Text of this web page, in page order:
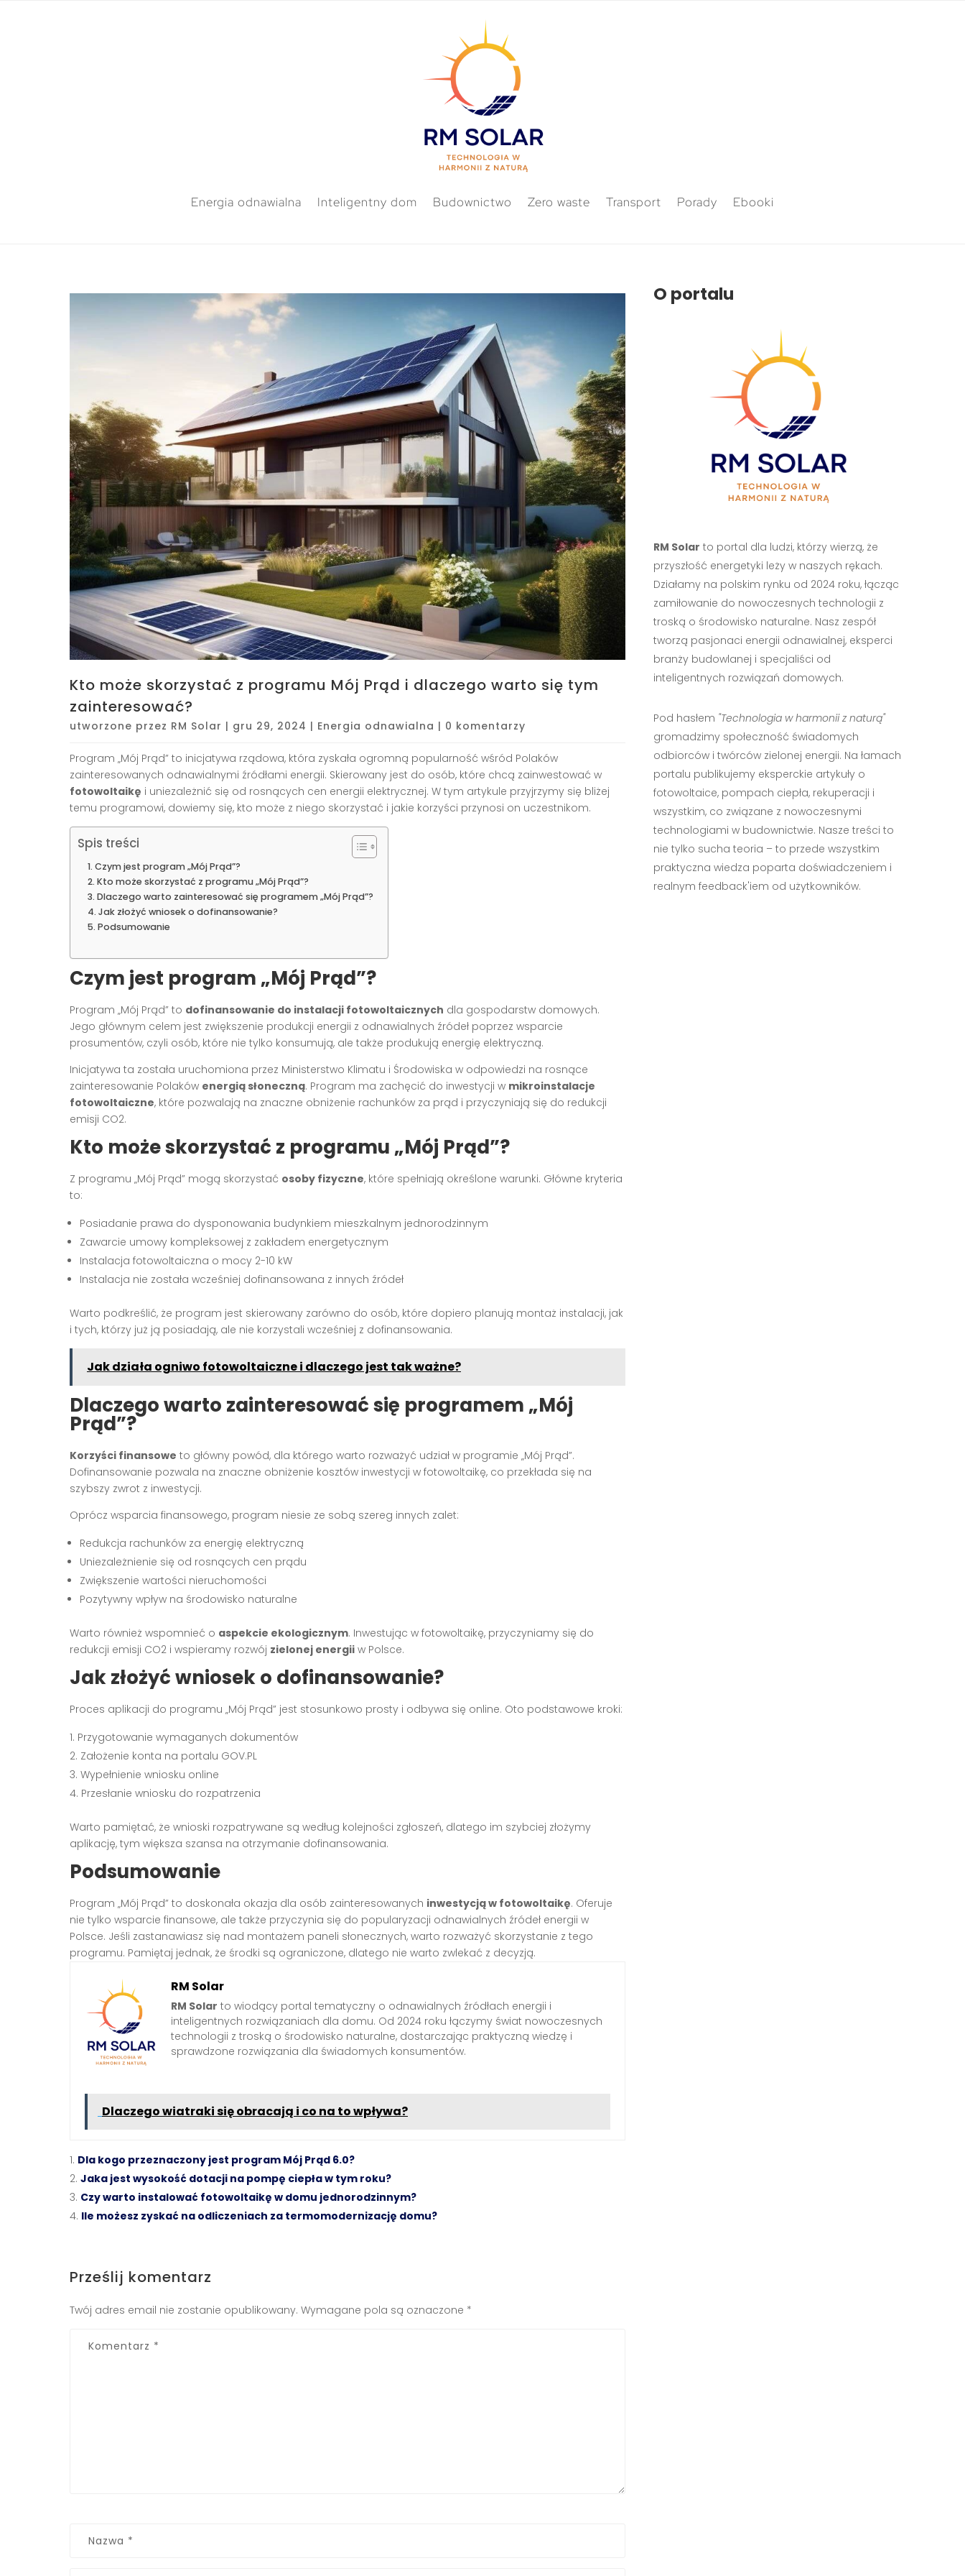
Energia odnawialna Inteligentny dom Budownictwo Zero waste Transport Porady Ebooki
Kto może skorzystać z programu Mój Prąd i dlaczego warto się tym
zainteresować?
utworzone przez RM Solar | gru 29, 2024 | Energia odnawialna | 0 komentarzy
Program „Mój Prąd” to inicjatywa rządowa, która zyskała ogromną popularność wśród Polaków
zainteresowanych odnawialnymi źródłami energii. Skierowany jest do osób, które chcą zainwestować w
fotowoltaikę i uniezależnić się od rosnących cen energii elektrycznej. W tym artykule przyjrzymy się bliżej
temu programowi, dowiemy się, kto może z niego skorzystać i jakie korzyści przynosi on uczestnikom.
Spis treści
Czym jest program „Mój Prąd”?
Kto może skorzystać z programu „Mój Prąd”?
Dlaczego warto zainteresować się programem „Mój Prąd”?
Jak złożyć wniosek o dofinansowanie?
Podsumowanie
Czym jest program „Mój Prąd”?
Program „Mój Prąd” to dofinansowanie do instalacji fotowoltaicznych dla gospodarstw domowych.
Jego głównym celem jest zwiększenie produkcji energii z odnawialnych źródeł poprzez wsparcie
prosumentów, czyli osób, które nie tylko konsumują, ale także produkują energię elektryczną.
Inicjatywa ta została uruchomiona przez Ministerstwo Klimatu i Środowiska w odpowiedzi na rosnące
zainteresowanie Polaków energią słoneczną. Program ma zachęcić do inwestycji w mikroinstalacje
fotowoltaiczne, które pozwalają na znaczne obniżenie rachunków za prąd i przyczyniają się do redukcji
emisji CO2.
Kto może skorzystać z programu „Mój Prąd”?
Z programu „Mój Prąd” mogą skorzystać osoby fizyczne, które spełniają określone warunki. Główne kryteria
to:
Posiadanie prawa do dysponowania budynkiem mieszkalnym jednorodzinnym
Zawarcie umowy kompleksowej z zakładem energetycznym
Instalacja fotowoltaiczna o mocy 2-10 kW
Instalacja nie została wcześniej dofinansowana z innych źródeł
Warto podkreślić, że program jest skierowany zarówno do osób, które dopiero planują montaż instalacji, jak
i tych, którzy już ją posiadają, ale nie korzystali wcześniej z dofinansowania.
Jak działa ogniwo fotowoltaiczne i dlaczego jest tak ważne?
Dlaczego warto zainteresować się programem „Mój
Prąd”?
Korzyści finansowe to główny powód, dla którego warto rozważyć udział w programie „Mój Prąd”.
Dofinansowanie pozwala na znaczne obniżenie kosztów inwestycji w fotowoltaikę, co przekłada się na
szybszy zwrot z inwestycji.
Oprócz wsparcia finansowego, program niesie ze sobą szereg innych zalet:
Redukcja rachunków za energię elektryczną
Uniezależnienie się od rosnących cen prądu
Zwiększenie wartości nieruchomości
Pozytywny wpływ na środowisko naturalne
Warto również wspomnieć o aspekcie ekologicznym. Inwestując w fotowoltaikę, przyczyniamy się do
redukcji emisji CO2 i wspieramy rozwój zielonej energii w Polsce.
Jak złożyć wniosek o dofinansowanie?
Proces aplikacji do programu „Mój Prąd” jest stosunkowo prosty i odbywa się online. Oto podstawowe kroki:
Przygotowanie wymaganych dokumentów
Założenie konta na portalu GOV.PL
Wypełnienie wniosku online
Przesłanie wniosku do rozpatrzenia
Warto pamiętać, że wnioski rozpatrywane są według kolejności zgłoszeń, dlatego im szybciej złożymy
aplikację, tym większa szansa na otrzymanie dofinansowania.
Podsumowanie
Program „Mój Prąd” to doskonała okazja dla osób zainteresowanych inwestycją w fotowoltaikę. Oferuje
nie tylko wsparcie finansowe, ale także przyczynia się do popularyzacji odnawialnych źródeł energii w
Polsce. Jeśli zastanawiasz się nad montażem paneli słonecznych, warto rozważyć skorzystanie z tego
programu. Pamiętaj jednak, że środki są ograniczone, dlatego nie warto zwlekać z decyzją.
RM Solar
RM Solar to wiodący portal tematyczny o odnawialnych źródłach energii i
inteligentnych rozwiązaniach dla domu. Od 2024 roku łączymy świat nowoczesnych
technologii z troską o środowisko naturalne, dostarczając praktyczną wiedzę i
sprawdzone rozwiązania dla świadomych konsumentów.
Dlaczego wiatraki się obracają i co na to wpływa?
Dla kogo przeznaczony jest program Mój Prąd 6.0?
Jaka jest wysokość dotacji na pompę ciepła w tym roku?
Czy warto instalować fotowoltaikę w domu jednorodzinnym?
Ile możesz zyskać na odliczeniach za termomodernizację domu?
Prześlij komentarz
Twój adres email nie zostanie opublikowany. Wymagane pola są oznaczone *
O portalu
RM Solar to portal dla ludzi, którzy wierzą, że
przyszłość energetyki leży w naszych rękach.
Działamy na polskim rynku od 2024 roku, łącząc
zamiłowanie do nowoczesnych technologii z
troską o środowisko naturalne. Nasz zespół
tworzą pasjonaci energii odnawialnej, eksperci
branży budowlanej i specjaliści od
inteligentnych rozwiązań domowych.
Pod hasłem "Technologia w harmonii z naturą"
gromadzimy społeczność świadomych
odbiorców i twórców zielonej energii. Na łamach
portalu publikujemy eksperckie artykuły o
fotowoltaice, pompach ciepła, rekuperacji i
wszystkim, co związane z nowoczesnymi
technologiami w budownictwie. Nasze treści to
nie tylko sucha teoria – to przede wszystkim
praktyczna wiedza poparta doświadczeniem i
realnym feedback'iem od użytkowników.